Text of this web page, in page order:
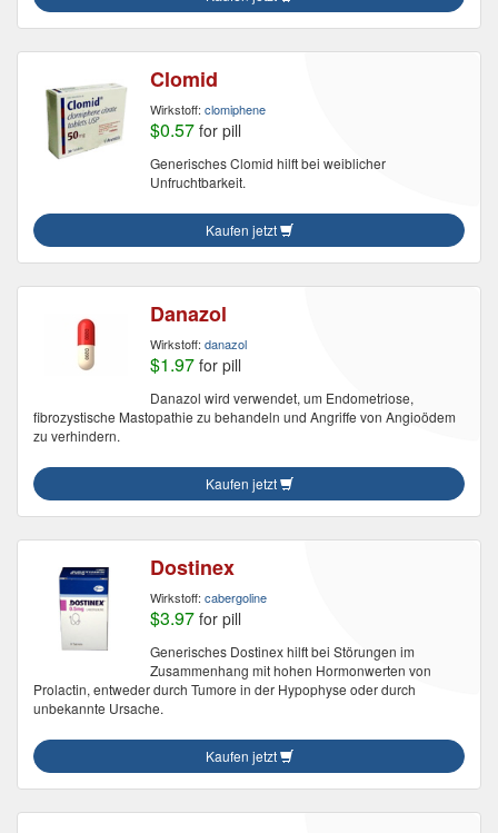
Clomid
Wirkstoff: clomiphene
$0.57 for pill
Generisches Clomid hilft bei weiblicher
Unfruchtbarkeit.
Kaufen jetzt
Danazol
Wirkstoff: danazol
$1.97 for pill
Danazol wird verwendet, um Endometriose,
fibrozystische Mastopathie zu behandeln und Angriffe von Angioödem
zu verhindern.
Kaufen jetzt
Dostinex
Wirkstoff: cabergoline
$3.97 for pill
Generisches Dostinex hilft bei Störungen im
Zusammenhang mit hohen Hormonwerten von
Prolactin, entweder durch Tumore in der Hypophyse oder durch
unbekannte Ursache.
Kaufen jetzt